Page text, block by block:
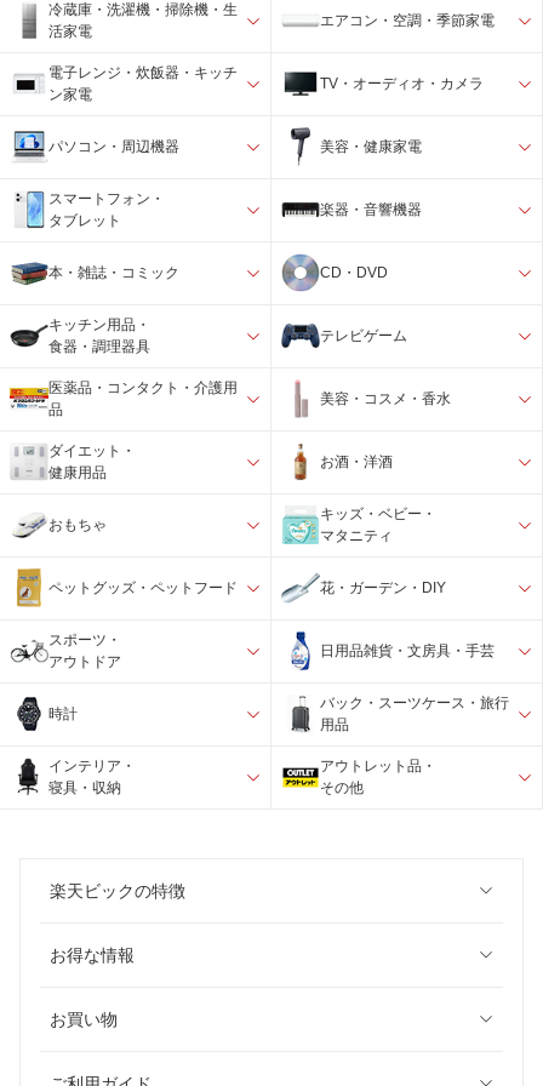
冷蔵庫・洗濯機・掃除機・生
活家電
エアコン・空調・季節家電
電子レンジ・炊飯器・キッチ
ン家電
TV・オーディオ・カメラ
パソコン・周辺機器 美容・健康家電
スマートフォン・
タブレット
楽器・音響機器
本・雑誌・コミック CD・DVD
キッチン用品・
食器・調理器具
テレビゲーム
医薬品・コンタクト・介護用
品
美容・コスメ・香水
ダイエット・
健康用品
お酒・洋酒
おもちゃ
キッズ・ベビー・
マタニティ
ペットグッズ・ペットフード 花・ガーデン・DIY
スポーツ・
アウトドア
日用品雑貨・文房具・手芸
時計
バック・スーツケース・旅行
用品
インテリア・
寝具・収納
アウトレット品・
その他
楽天ビックの特徴
お得な情報
お買い物